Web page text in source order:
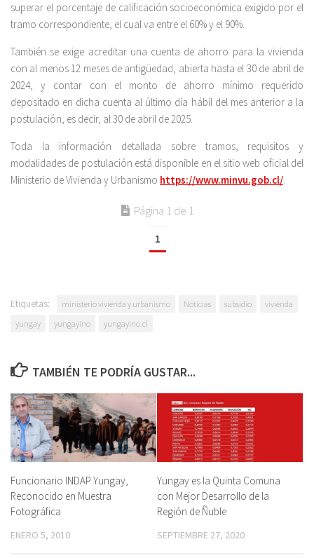
superar el porcentaje de calificación socioeconómica exigido por el
tramo correspondiente, el cual va entre el 60% y el 90%.
También se exige acreditar una cuenta de ahorro para la vivienda
con al menos 12 meses de antigüedad, abierta hasta el 30 de abril de
2024, y contar con el monto de ahorro mínimo requerido
depositado en dicha cuenta al último día hábil del mes anterior a la
postulación, es decir, al 30 de abril de 2025.
Toda la información detallada sobre tramos, requisitos y
modalidades de postulación está disponible en el sitio web oficial del
Ministerio de Vivienda y Urbanismo https://www.minvu.gob.cl/.
Página 1 de 1
1
Etiquetas: ministerio vivienda y urbanismo Noticias subsidio
vivienda
yungay
yungayino yungayino.cl
TAMBIÉN TE PODRÍA GUSTAR...
Funcionario INDAP Yungay,
Reconocido en Muestra
Fotográfica
ENERO 5, 2010
Yungay es la Quinta Comuna
con Mejor Desarrollo de la
Región de Ñuble
SEPTIEMBRE 27, 2020